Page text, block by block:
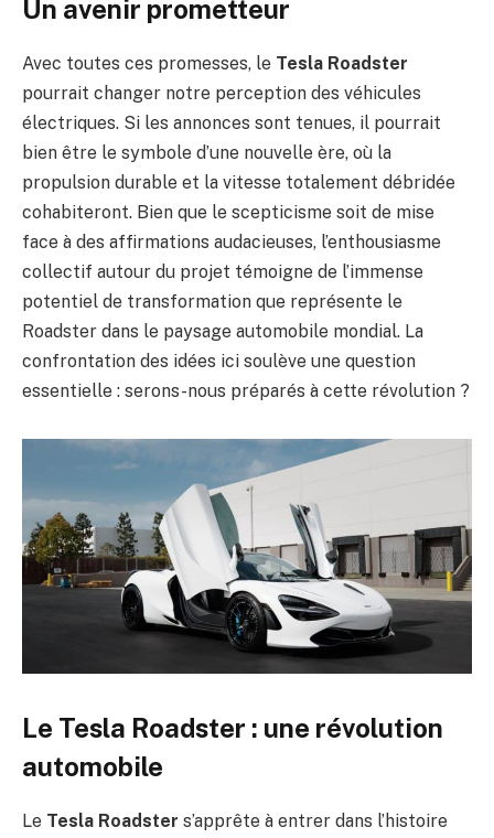
Un avenir prometteur
Avec toutes ces promesses, le Tesla Roadster
pourrait changer notre perception des véhicules
électriques. Si les annonces sont tenues, il pourrait
bien être le symbole d’une nouvelle ère, où la
propulsion durable et la vitesse totalement débridée
cohabiteront. Bien que le scepticisme soit de mise
face à des affirmations audacieuses, l’enthousiasme
collectif autour du projet témoigne de l’immense
potentiel de transformation que représente le
Roadster dans le paysage automobile mondial. La
confrontation des idées ici soulève une question
essentielle : serons-nous préparés à cette révolution ?
Le Tesla Roadster : une révolution
automobile
Le Tesla Roadster s’apprête à entrer dans l’histoire